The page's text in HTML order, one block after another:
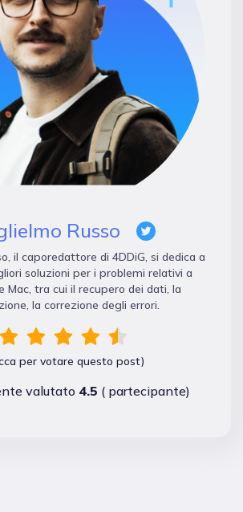
Russo
il caporedattore di 4DDiG, si dedica a
soluzioni per i problemi relativi a
Mac, tra cui il recupero dei dati, la
la correzione degli errori.
per votare questo post)
valutato 4.5 (partecipante)